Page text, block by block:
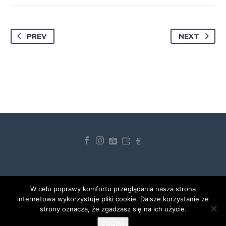
PREV NEXT
© 2026 BAS Centrum
Wszelkie prawa zastrzeżone.
W celu poprawy komfortu przeglądania nasza strona
internetowa wykorzystuje pliki cookie. Dalsze korzystanie ze
strony oznacza, że zgadzasz się na ich użycie.